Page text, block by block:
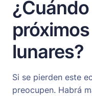
lunares?
Si se pierden este
preocupen. Habrá